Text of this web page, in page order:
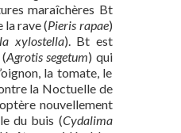
maraîchères Bt
la rave (Pieris rapae)
xylostella). Bt est
Agrotis segetum) qui
la tomate, le
la Noctuelle de
nouvellement
du buis (Cydalima